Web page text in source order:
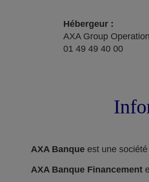
Hébergeur :
AXA Group
01 49 49 40 00
AXA Banque est une
AXA Banque Financement